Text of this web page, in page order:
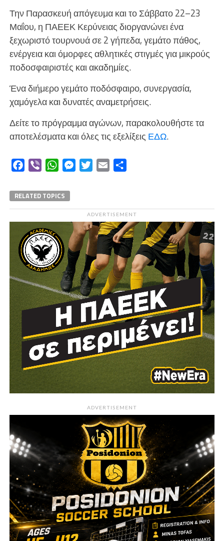
Την Παρασκευή απόγευμα και το Σάββατο 22–23
Μαΐου, η ΠΑΕΕΚ Κερύνειας διοργανώνει ένα
ξεχωριστό τουρνουά σε 2 γήπεδα, γεμάτο πάθος,
ενέργεια και όμορφες αθλητικές στιγμές για μικρούς
ποδοσφαιριστές και ακαδημίες.
Ένα διήμερο γεμάτο ποδόσφαιρο, συνεργασία,
χαμόγελα και δυνατές αναμετρήσεις.
Δείτε το πρόγραμμα αγώνων, παρακολουθήστε τα
αποτελέσματα και όλες τις εξελίξεις ΕΔΩ.
Facebook
Viber WhatsAppMessengerTwitterEmail
RELATED TOPICS
ADVERTISEMENT
ADVERTISEMENT